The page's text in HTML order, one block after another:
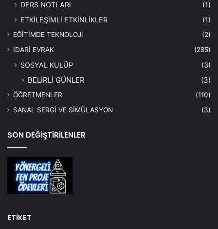
DERS NOTLARI
(1)
ETKİLEŞİMLİ ETKİNLİKLER
(1)
EĞİTİMDE TEKNOLOJİ
(2)
İDARİ EVRAK
(285)
SOSYAL KULÜP (3)
BELİRLİ GÜNLER (3)
ÖĞRETMENLER
(110)
SANAL SERGİ VE SİMÜLASYON
(3)
SON DEĞİŞTİRİLENLER
ETİKET